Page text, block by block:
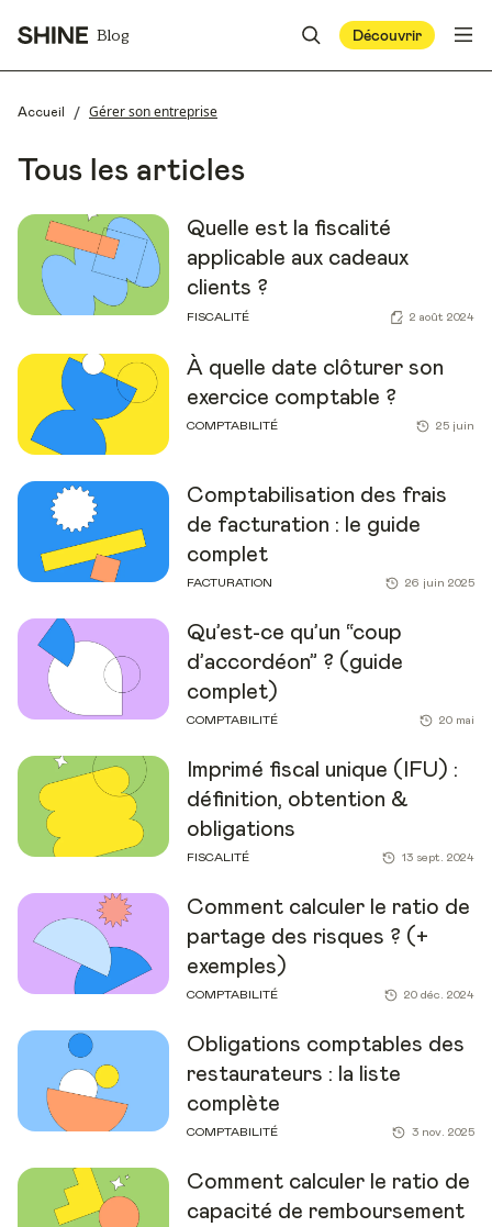
Blog Découvrir
Accueil / Gérer son entreprise
Tous les articles
Quelle est la fiscalité
applicable aux cadeaux
clients ?
FISCALITÉ 2 août 2024
À quelle date clôturer son
exercice comptable ?
COMPTABILITÉ 25 juin
Comptabilisation des frais
de facturation : le guide
complet
FACTURATION 26 juin 2025
Qu’est-ce qu’un “coup
d’accordéon” ? (guide
complet)
COMPTABILITÉ 20 mai
Imprimé fiscal unique (IFU) :
définition, obtention &
obligations
FISCALITÉ 13 sept. 2024
Comment calculer le ratio de
partage des risques ? (+
exemples)
COMPTABILITÉ 20 déc. 2024
Obligations comptables des
restaurateurs : la liste
complète
COMPTABILITÉ 3 nov. 2025
Comment calculer le ratio de
capacité de remboursement